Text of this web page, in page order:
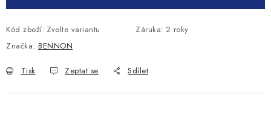
Kód zboží: Zvolte variantu Záruka: 2 roky
Značka: BENNON
Tisk Zeptat se Sdílet